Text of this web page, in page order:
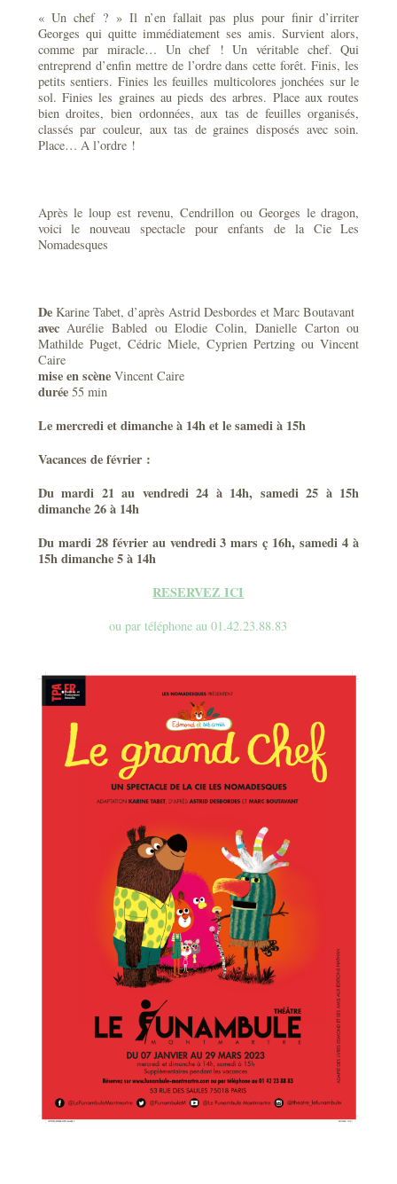
« Un chef ? » Il n’en fallait pas plus pour finir d’irriter
Georges qui quitte immédiatement ses amis. Survient alors,
comme par miracle… Un chef ! Un véritable chef. Qui
entreprend d’enfin mettre de l’ordre dans cette forêt. Finis, les
petits sentiers. Finies les feuilles multicolores jonchées sur le
sol. Finies les graines au pieds des arbres. Place aux routes
bien droites, bien ordonnées, aux tas de feuilles organisés,
classés par couleur, aux tas de graines disposés avec soin.
Place… A l’ordre !
Après le loup est revenu, Cendrillon ou Georges le dragon,
voici le nouveau spectacle pour enfants de la Cie Les
Nomadesques
De Karine Tabet, d’après Astrid Desbordes et Marc Boutavant
avecAurélie Babled ou Elodie Colin, Danielle Carton ou
Mathilde Puget, Cédric Miele, Cyprien Pertzing ou Vincent
Caire
mise en scèneVincent Caire
durée55 min
Le mercredi et dimanche à 14h et le samedi à 15h
Vacances de février :
Du mardi 21 au vendredi 24 à 14h, samedi 25 à 15h
dimanche 26 à 14h
Du mardi 28 février au vendredi 3 mars ç 16h, samedi 4 à
15h dimanche 5 à 14h
RESERVEZ ICI
ou par téléphone au 01.42.23.88.83